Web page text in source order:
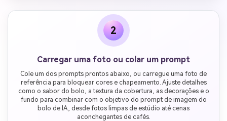
2
Carregar uma foto ou colar um prompt
Cole um dos prompts prontos abaixo, ou carregue uma foto de
referência para bloquear cores e chapeamento. Ajuste detalhes
como o sabor do bolo, a textura da cobertura, as decorações e o
fundo para combinar com o objetivo do prompt de imagem do
bolo de IA, desde fotos limpas de estúdio até cenas
aconchegantes de cafés.